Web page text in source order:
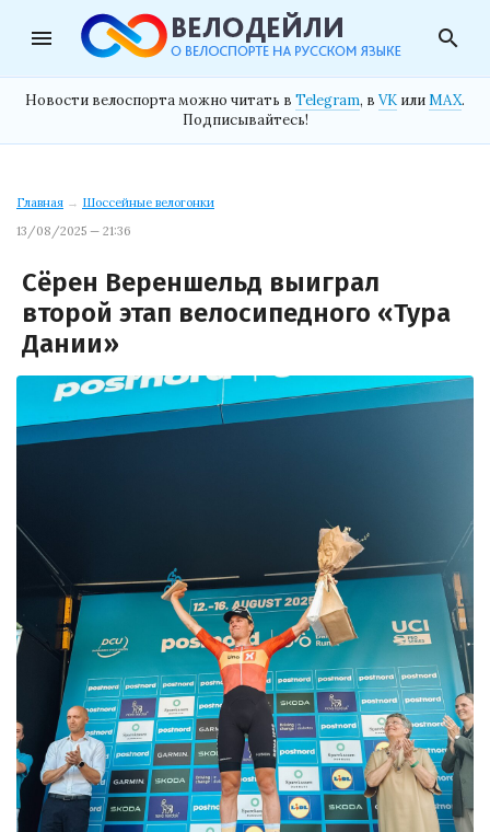
menu search
Новости велоспорта можно читать в Telegram, в VK илиMAX.
Подписывайтесь!
Главная → Шоссейные велогонки
13/08/2025 — 21:36
Сёрен Вереншельд выиграл
второй этап велосипедного «Тура
Дании»